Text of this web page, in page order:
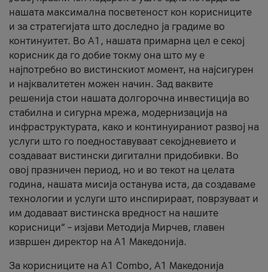
нашата максимална посветеност кон корисниците
и за стратегијата што доследно ја градиме во
континуитет. Во А1, нашата примарна цел е секој
корисник да го добие токму она што му е
најпотребно во вистинскиот момент, на најсигурен
и најквалитетен можен начин. Зад ваквите
решенија стои нашата долгорочна инвестиција во
стабилна и сигурна мрежа, модернизација на
инфраструктурата, како и континуираниот развој на
услуги што го поедноставуваат секојдневието и
создаваат вистински дигитални придобивки. Во
овој празничен период, но и во текот на целата
година, нашата мисија останува иста, да создаваме
технологии и услуги што инспирираат, поврзуваат и
им додаваат вистинска вредност на нашите
корисници“ – изјави Методија Мирчев, главен
извршен директор на А1 Македонија.
За корисниците на A1 Combo, А1 Македонија